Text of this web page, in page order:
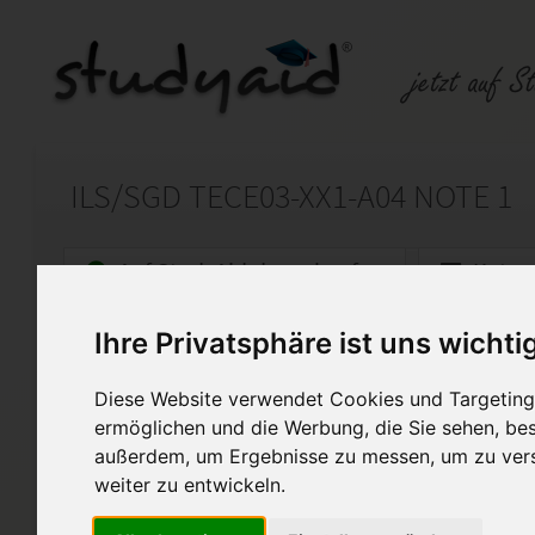
Ihre Privatsphäre ist uns
Diese Website verwendet Cookies und
ermöglichen und die Werbung, die Sie sehen,
außerdem, um Ergebnisse zu messen, um zu
weiter zu entwickeln.
ILS/SGD TECE03-XX1-A04 NOTE 1
Auf StudyAid.de verkaufen
Startseite Sonstiges
Technical English - Booklet
Ich biete meine selbst
Einsendeaufgabe TECE03-